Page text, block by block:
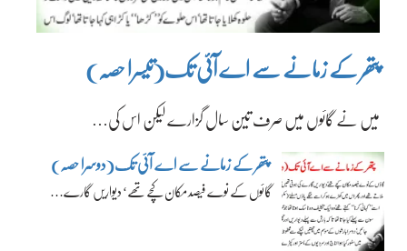
پتھر کے زمانے سے اے آئی تک(تیسرا حصہ)
میں نے گائوں میں صرف تین سال گزارے لیکن اس کی…
پتھر کے زمانے سے اے آئی تک(دوسرا حصہ)
گائوں کے نوے فیصد مکان کچے تھے‘ دیواریں گارے…